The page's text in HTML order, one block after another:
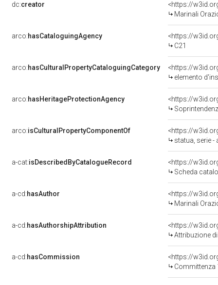
dc:creator
<https://
Marinali
arco:hasCataloguingAgency
<https://
C21
arco:hasCulturalPropertyCataloguingCategory
<https://
elemento
arco:hasHeritageProtectionAgency
<https://
arco:isCulturalPropertyComponentOf
<https://
statua, serie -
a-cat:isDescribedByCatalogueRecord
<https://
Scheda
a-cd:hasAuthor
<https://
Marinali
a-cd:hasAuthorshipAttribution
<https://
Attribuzione di
a-cd:hasCommission
<https://
Committenza